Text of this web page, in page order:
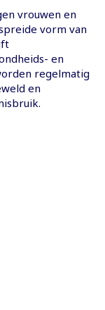
vrouwen en
vorm van
en
regelmatig
en